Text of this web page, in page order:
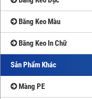
Băng Keo Màu
Băng Keo In Chữ
Sản Phẩm Khác
Màng PE